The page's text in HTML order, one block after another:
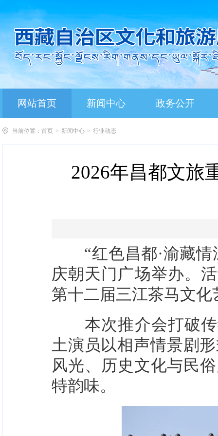
网站首页 新闻中心 政务公开
当前位置： 首页 > 新闻中心 > 行业动态
2026年昌都文旅
“红色昌都·渝藏情
庆朝天门广场举办。
第十二届三江茶马文
本次推介会打破传
土演员以相声情景剧
风光、历史文化与民
特韵味。